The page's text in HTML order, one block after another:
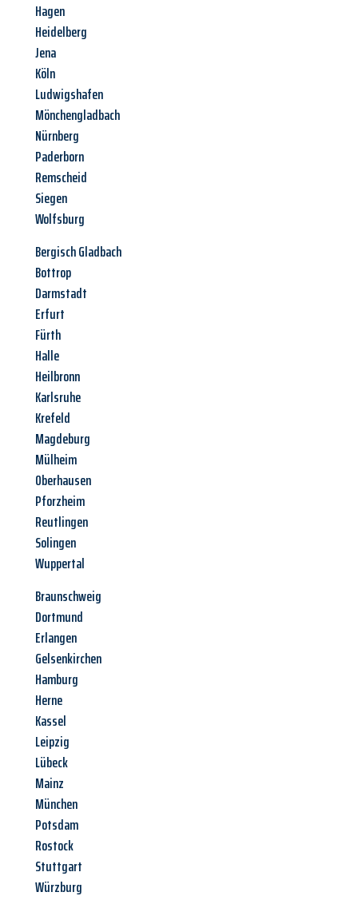
Hagen
Heidelberg
Jena
Köln
Ludwigshafen
Mönchengladbach
Nürnberg
Paderborn
Remscheid
Siegen
Wolfsburg
Bergisch Gladbach
Bottrop
Darmstadt
Erfurt
Fürth
Halle
Heilbronn
Karlsruhe
Krefeld
Magdeburg
Mülheim
Oberhausen
Pforzheim
Reutlingen
Solingen
Wuppertal
Braunschweig
Dortmund
Erlangen
Gelsenkirchen
Hamburg
Herne
Kassel
Leipzig
Lübeck
Mainz
München
Potsdam
Rostock
Stuttgart
Würzburg